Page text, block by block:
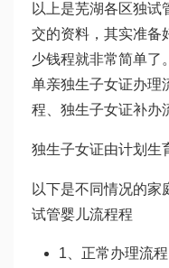
以上是芜湖各区独试
交的资料，其实准备
少钱程就非常简单了
单亲独生子女证办理
程、独生子女证补办
独生子女证由计划生
以下是不同情况的家
试管婴儿流程程
1、正常办理流程